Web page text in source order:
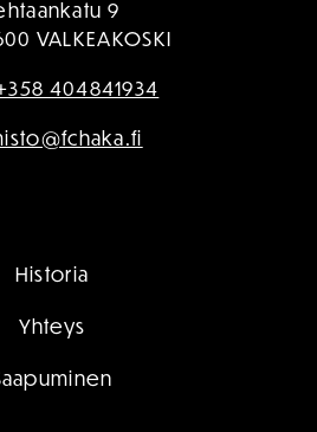
9
VALKEAKOSKI
404841934
Historia
Yhteys